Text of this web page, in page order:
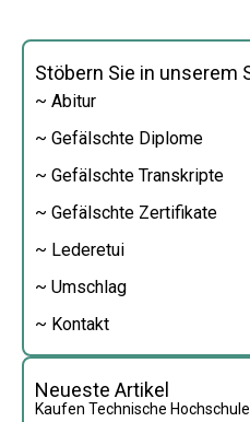
Stöbern Sie in unserem
~ Abitur
~ Gefälschte Diplome
~ Gefälschte Transkripte
~ Gefälschte Zertifikate
~ Lederetui
~ Umschlag
~ Kontakt
Neueste Artikel
Kaufen Technische